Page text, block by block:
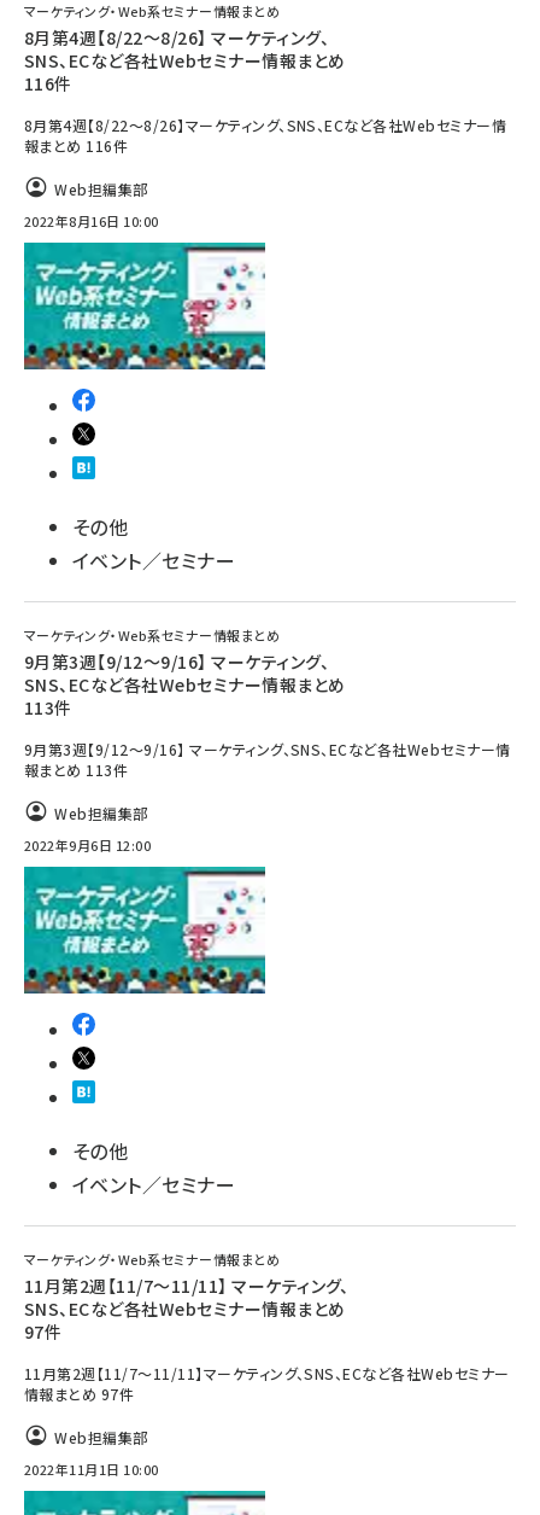
マーケティング・Web系セミナー情報まとめ
8月第4週【8/22～8/26】 マーケティング、
SNS、ECなど各社Webセミナー情報まとめ
116件
8月第4週【8/22～8/26】マーケティング、SNS、ECなど各社Webセミナー情
報まとめ 116件
Web担編集部
2022年8月16日 10:00
その他
イベント／セミナー
マーケティング・Web系セミナー情報まとめ
9月第3週【9/12～9/16】 マーケティング、
SNS、ECなど各社Webセミナー情報まとめ
113件
9月第3週【9/12～9/16】 マーケティング、SNS、ECなど各社Webセミナー情
報まとめ 113件
Web担編集部
2022年9月6日 12:00
その他
イベント／セミナー
マーケティング・Web系セミナー情報まとめ
11月第2週【11/7～11/11】 マーケティング、
SNS、ECなど各社Webセミナー情報まとめ
97件
11月第2週【11/7～11/11】マーケティング、SNS、ECなど各社Webセミナー
情報まとめ 97件
Web担編集部
2022年11月1日 10:00